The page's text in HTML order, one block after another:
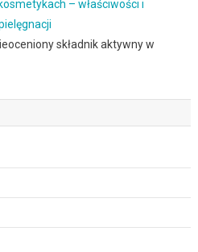
– właściwości i
składnik aktywny w